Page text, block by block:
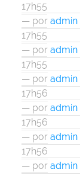
17h55
— por admin
17h55
— por admin
17h55
— por admin
17h56
— por admin
17h56
— por admin
17h56
— por admin